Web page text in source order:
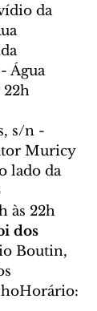
da
Água
22h
s/n -
Muricy
lado da
às 22h
dos
Boutin,